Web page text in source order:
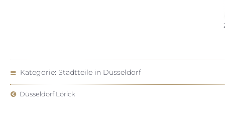
Kategorie: Stadtteile in Düsseldorf
Düsseldorf Lörick